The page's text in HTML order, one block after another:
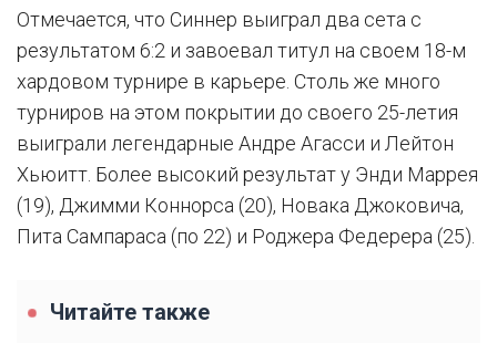
Отмечается, что Синнер выиграл два сета с
результатом 6:2 и завоевал титул на своем 18-м
хардовом турнире в карьере. Столь же много
турниров на этом покрытии до своего 25-летия
выиграли легендарные Андре Агасси и Лейтон
Хьюитт. Более высокий результат у Энди Маррея
(19), Джимми Коннорса (20), Новака Джоковича,
Пита Сампараса (по 22) и Роджера Федерера (25).
Читайте также